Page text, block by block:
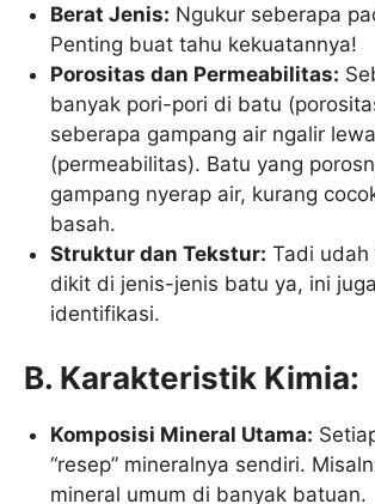
Berat Jenis: Ngukur seberapa
Penting buat tahu kekuatannya!
Porositas dan Permeabilitas:
banyak pori-pori di batu
seberapa gampang air ngalir
(permeabilitas). Batu yang
gampang nyerap air, kurang
basah.
Struktur dan Tekstur: Tadi udah
dikit di jenis-jenis batu ya, ini
identifikasi.
B. Karakteristik Kimia:
Komposisi Mineral Utama:
“resep” mineralnya sendiri.
mineral umum di banyak batuan.